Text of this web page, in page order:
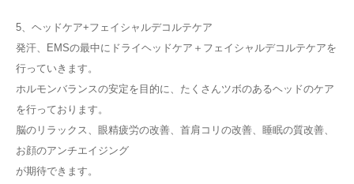
5、ヘッドケア+フェイシャルデコルテケア
発汗、EMSの最中にドライヘッドケア＋フェイシャルデコルテケアを
行っていきます。
ホルモンバランスの安定を目的に、たくさんツボのあるヘッドのケア
を行っております。
脳のリラックス、眼精疲労の改善、首肩コリの改善、睡眠の質改善、
お顔のアンチエイジング
が期待できます。